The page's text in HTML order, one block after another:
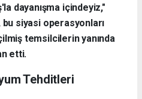
dayanışma içindeyiz,"
siyasi operasyonları
temsilcilerin yanında
etti.
Tehditleri